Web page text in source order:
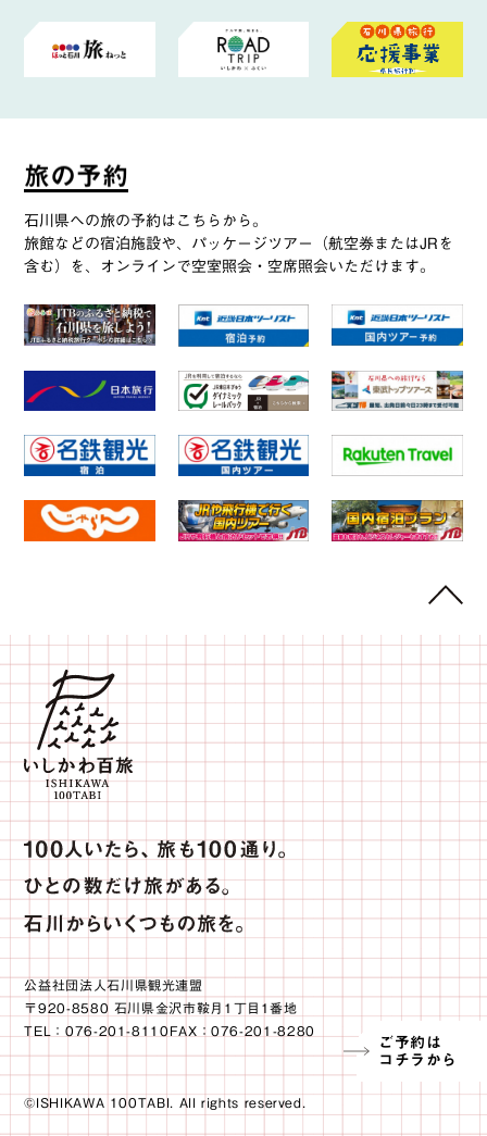
ご予約は
コチラから
旅の予約
石川県への旅の予約はこちらから。
旅館などの宿泊施設や、パッケージツアー（航空券またはJRを
含む）を、オンラインで空室照会・空席照会いただけます。
公益社団法人石川県観光連盟
〒920-8580 石川県金沢市鞍月1丁目1番地
TEL：076-201-8110FAX：076-201-8280
©ISHIKAWA 100TABI. All rights reserved.